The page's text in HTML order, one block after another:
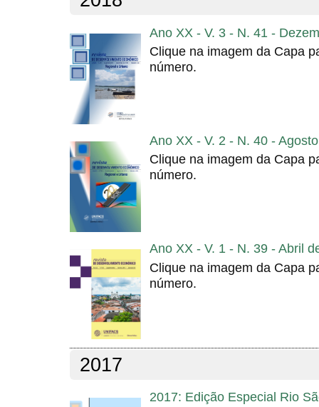
Ano XX - V. 3 - N. 41 -
Clique na imagem da Capa
número.
Ano XX - V. 2 - N. 40 -
Clique na imagem da Capa
número.
Ano XX - V. 1 - N. 39 - Abril
Clique na imagem da Capa
número.
2017
2017: Edição Especial Rio